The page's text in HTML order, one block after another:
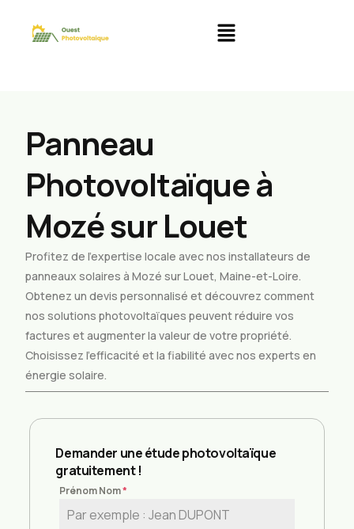
Panneau
Photovoltaïque à
Mozé sur Louet
Profitez de l’expertise locale avec nos installateurs de
panneaux solaires à Mozé sur Louet, Maine-et-Loire.
Obtenez un devis personnalisé et découvrez comment
nos solutions photovoltaïques peuvent réduire vos
factures et augmenter la valeur de votre propriété.
Choisissez l’efficacité et la fiabilité avec nos experts en
énergie solaire.
Demander une étude photovoltaïque
gratuitement !
Prénom Nom*